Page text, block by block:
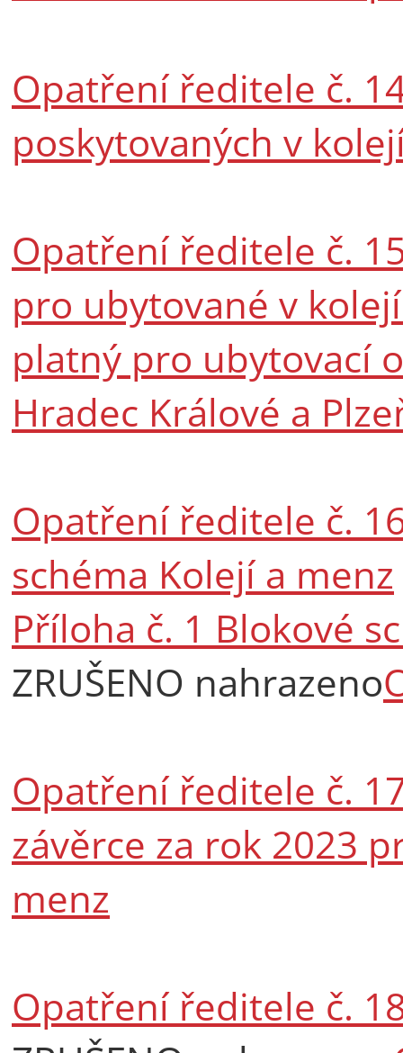
Opatření ředitele č.
poskytovaných v
Opatření ředitele č.
pro ubytované v
platný pro ubytovací
Hradec Králové a
Opatření ředitele č.
schéma Kolejí a menz
Příloha č. 1 Blokové
ZRUŠENO nahrazeno
Opatření ředitele č.
závěrce za rok 2023
menz
Opatření ředitele č.